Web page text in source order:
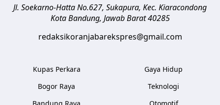
Jl. Soekarno-Hatta No.627, Sukapura, Kec. Kiaracondong
Kota Bandung, Jawab Barat 40285
redaksikoranjabarekspres@gmail.com
Kupas Perkara
Bogor Raya
Gaya Hidup
Teknologi